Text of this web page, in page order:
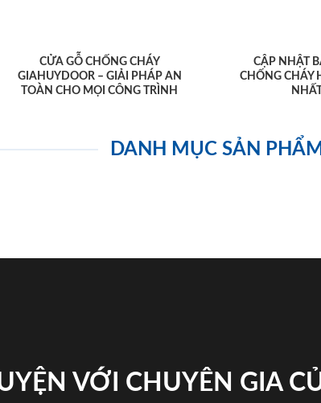
CỬA GỖ CHỐNG CHÁY
GIAHUYDOOR – GIẢI PHÁP AN
TOÀN CHO MỌI CÔNG TRÌNH
CẬP NHẬT
CHỐNG CHÁY
DANH MỤC SẢN PHẨM
VỚI CHUYÊN GIA